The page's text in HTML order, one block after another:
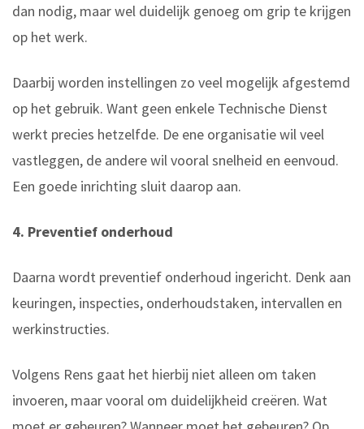
dan nodig, maar wel duidelijk genoeg om grip te krijgen
op het werk.
Daarbij worden instellingen zo veel mogelijk afgestemd
op het gebruik. Want geen enkele Technische Dienst
werkt precies hetzelfde. De ene organisatie wil veel
vastleggen, de andere wil vooral snelheid en eenvoud.
Een goede inrichting sluit daarop aan.
4. Preventief onderhoud
Daarna wordt preventief onderhoud ingericht. Denk aan
keuringen, inspecties, onderhoudstaken, intervallen en
werkinstructies.
Volgens Rens gaat het hierbij niet alleen om taken
invoeren, maar vooral om duidelijkheid creëren. Wat